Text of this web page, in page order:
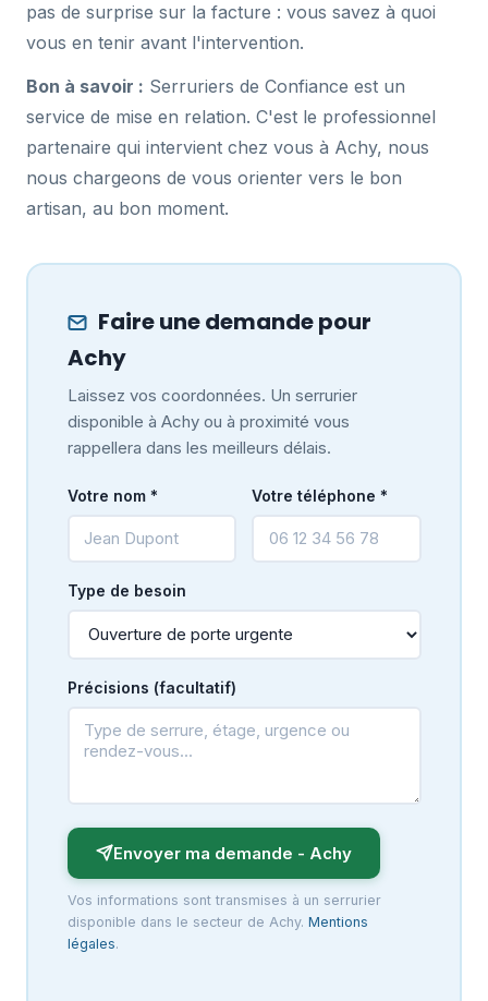
pas de surprise sur la facture : vous savez à quoi
vous en tenir avant l'intervention.
Bon à savoir : Serruriers de Confiance est un
service de mise en relation. C'est le professionnel
partenaire qui intervient chez vous à Achy, nous
nous chargeons de vous orienter vers le bon
artisan, au bon moment.
Faire une demande pour
Achy
Laissez vos coordonnées. Un serrurier
disponible à Achy ou à proximité vous
rappellera dans les meilleurs délais.
Votre nom * Votre téléphone *
Type de besoin
Précisions (facultatif)
Envoyer ma demande - Achy
Vos informations sont transmises à un serrurier
disponible dans le secteur de Achy. Mentions
légales.